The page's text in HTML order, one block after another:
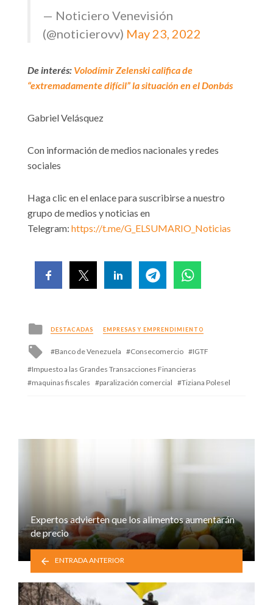
— Noticiero Venevisión
(@noticierovv) May 23, 2022
De interés: Volodímir Zelenski califica de
“extremadamente difícil” la situación en el Donbás
Gabriel Velásquez
Con información de medios nacionales y redes
sociales
Haga clic en el enlace para suscribirse a nuestro
grupo de medios y noticias en
Telegram: https://t.me/G_ELSUMARIO_ Noticias
Posted
in
DESTACADAS EMPRESAS Y EMPRENDIMIENTO
Tagged
Banco de Venezuela Consecomercio
IGTF
Impuesto a las Grandes Transacciones Financieras
maquinas fiscales
paralización comercial Tiziana Polesel
Expertos advierten que los alimentos aumentarán
de precio
ENTRADA ANTERIOR